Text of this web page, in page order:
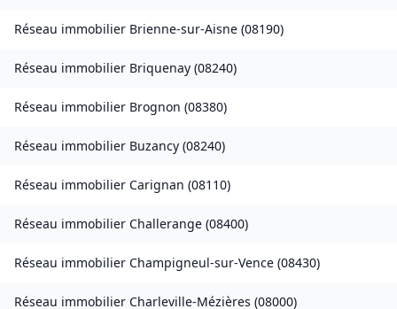
Réseau immobilier Brienne-sur-Aisne (08190)
Réseau immobilier Briquenay (08240)
Réseau immobilier Brognon (08380)
Réseau immobilier Buzancy (08240)
Réseau immobilier Carignan (08110)
Réseau immobilier Challerange (08400)
Réseau immobilier Champigneul-sur-Vence (08430)
Réseau immobilier Charleville-Mézières (08000)